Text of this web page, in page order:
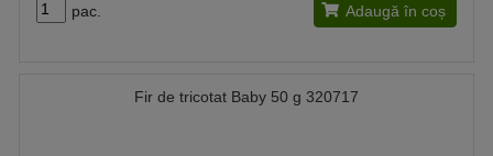
pac. Adaugă în coș
Fir de tricotat Baby 50 g 320717